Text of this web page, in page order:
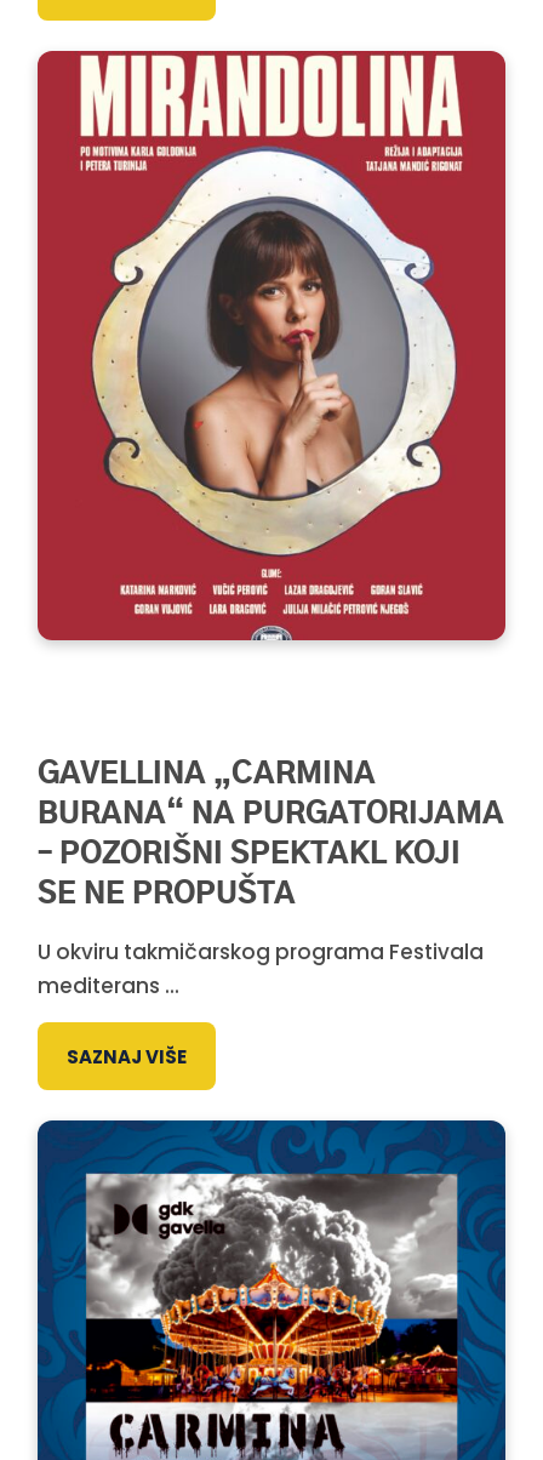
GAVELLINA „CARMINA
BURANA“ NA PURGATORIJAMA
– POZORIŠNI SPEKTAKL KOJI
SE NE PROPUŠTA
U okviru takmičarskog programa Festivala
mediterans ...
SAZNAJ VIŠE